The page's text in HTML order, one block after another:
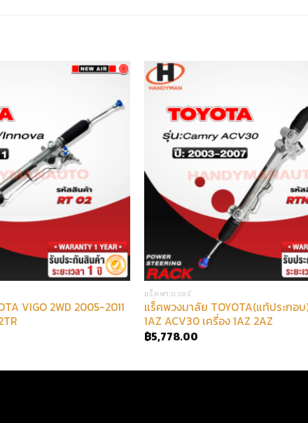
VIGO 2WD 2005-2011
แร็คพาวเวอร์
แร็คพวงมาลัย TOYOTA(แท้ประกอบ
1AZ ACV30 เครื่อง 1AZ 2AZ
฿5,778.00